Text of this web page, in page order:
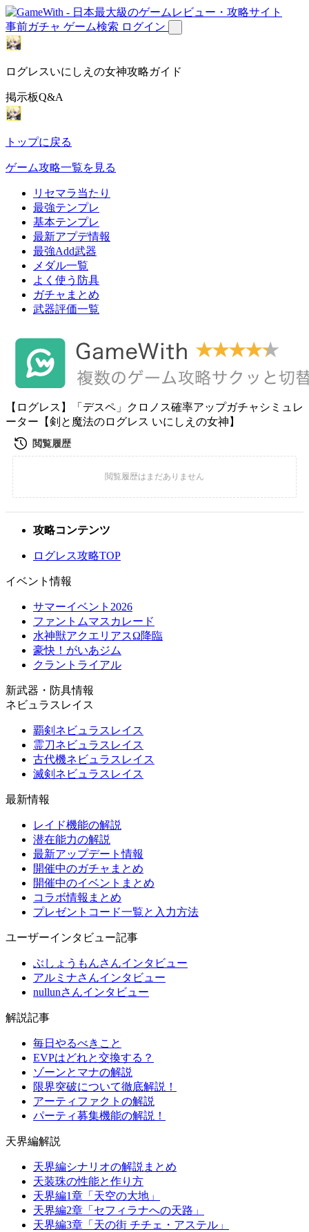
事前ガチャ ゲーム検索 ログイン
ログレスいにしえの女神攻略ガイド
掲示板Q&A
トップに戻る
ゲーム攻略一覧を見る
リセマラ当たり
最強テンプレ
基本テンプレ
最新アプデ情報
最強Add武器
メダル一覧
よく使う防具
ガチャまとめ
武器評価一覧
【ログレス】「デスペ」クロノス確率アップガチャシミュレ
ーター【剣と魔法のログレス いにしえの女神】
攻略コンテンツ
ログレス攻略TOP
イベント情報
サマーイベント2026
ファントムマスカレード
水神獣アクエリアスΩ降臨
豪快！がいあジム
クラントライアル
新武器・防具情報
ネビュラスレイス
覇剣ネビュラスレイス
霊刀ネビュラスレイス
古代機ネビュラスレイス
滅剣ネビュラスレイス
最新情報
レイド機能の解説
潜在能力の解説
最新アップデート情報
開催中のガチャまとめ
開催中のイベントまとめ
コラボ情報まとめ
プレゼントコード一覧と入力方法
ユーザーインタビュー記事
ぶしょうもんさんインタビュー
アルミナさんインタビュー
nullunさんインタビュー
解説記事
毎日やるべきこと
EVPはどれと交換する？
ゾーンとマナの解説
限界突破について徹底解説！
アーティファクトの解説
パーティ募集機能の解説！
天界編解説
天界編シナリオの解説まとめ
天装珠の性能と作り方
天界編1章「天空の大地」
天界編2章「セフィラナへの天路」
天界編3章「天の街 チチェ・アステル」